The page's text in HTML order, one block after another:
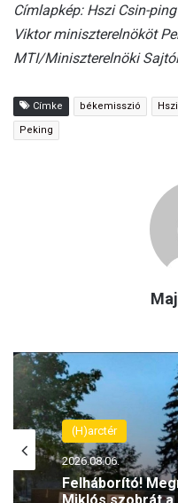
Címlapkép: Hszi Csin-
Viktor miniszterelnököt
MTI/Miniszterelnöki
Címke békemisszió
Peking
(H)arctér
2026.08.06.
(H)arctér
2026.08.06.